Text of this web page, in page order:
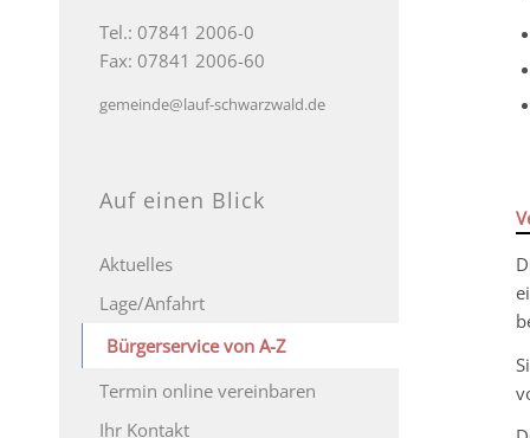
Tel.: 07841 2006-0
Fax: 07841 2006-60
gemeinde@lauf-schwarzwald.de
Auf einen Blick
Aktuelles
Lage/Anfahrt
Bürgerservice von A-Z
Termin online vereinbaren
Ihr Kontakt